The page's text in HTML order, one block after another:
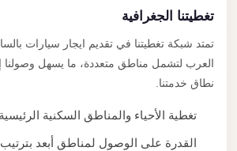
تغطيتنا الجغرافية
تمتد شبكة تغطيتنا في تقديم ايجار سيارات
العرب لتشمل مناطق متعددة، ما يسهل وصولنا
نطاق خدمتنا.
تغطية الأحياء والمناطق السكنية الرئيسية
القدرة على الوصول لمناطق أبعد